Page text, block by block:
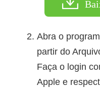
Abra o
partir do
Faça o login
Apple e